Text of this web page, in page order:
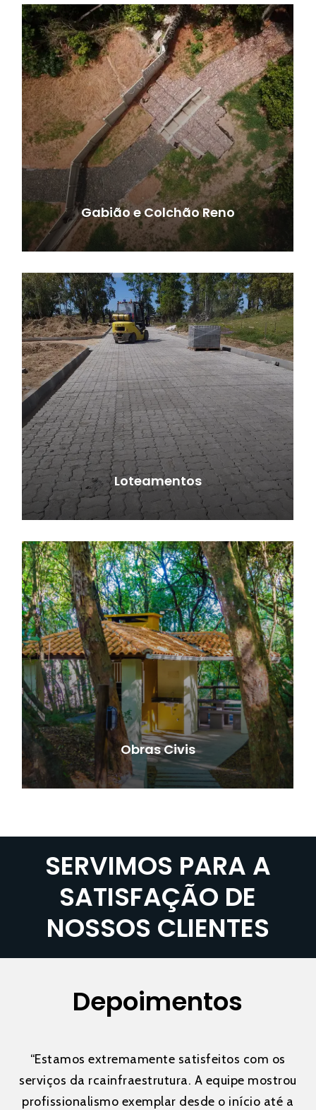
Gabião e Colchão Reno
Loteamentos
Obras Civis
SERVIMOS PARA A
SATISFAÇÃO DE
NOSSOS CLIENTES
Depoimentos
“Estamos extremamente satisfeitos com os
serviços da rcainfraestrutura. A equipe mostrou
profissionalismo exemplar desde o início até a